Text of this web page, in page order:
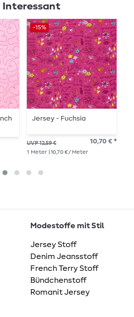
Interessant
-15%
Jersey - Fuchsia
UVP 12,59 € 10,70 € *
1 Meter | 10,70 € / Meter
Modestoffe mit Stil
Jersey Stoff
Denim Jeansstoff
French Terry Stoff
Bündchenstoff
Romanit Jersey